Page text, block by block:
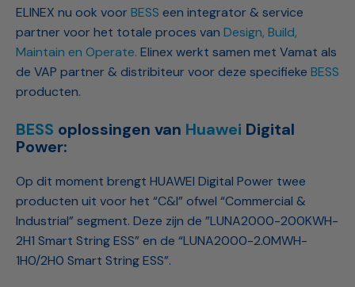
ELINEX nu ook voorBESS een integrator & service
partner voor het totale proces van Design, Build,
Maintain en Operate. Elinex werkt samen met Vamat als
de VAP partner & distribiteur voor deze specifieke BESS
producten.
BESS oplossingen van Huawei Digital
Power:
Op dit moment brengt HUAWEI Digital Power twee
producten uit voor het “C&I” ofwel “Commercial &
Industrial” segment. Deze zijn de ”LUNA2000-200KWH-
2H1 Smart String ESS” en de “LUNA2000-2.0MWH-
1H0/2H0 Smart String ESS”.